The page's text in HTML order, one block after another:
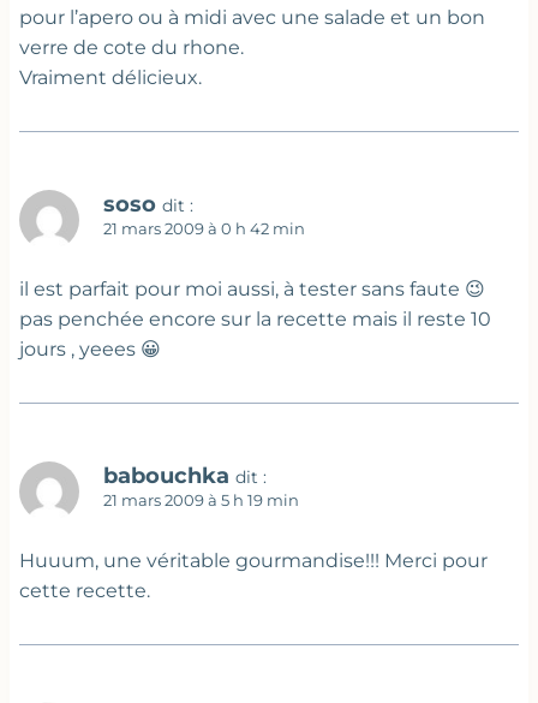
pour l’apero ou à midi avec une salade et un bon
verre de cote du rhone.
Vraiment délicieux.
soso dit :
21 mars 2009 à 0 h 42 min
il est parfait pour moi aussi, à tester sans faute 😉
pas penchée encore sur la recette mais il reste 10
jours , yeees 😀
babouchka dit :
21 mars 2009 à 5 h 19 min
Huuum, une véritable gourmandise!!! Merci pour
cette recette.